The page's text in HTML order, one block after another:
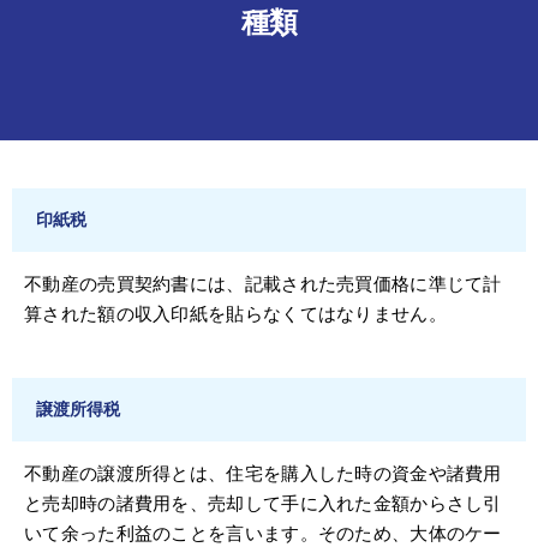
種類
印紙税
不動産の売買契約書には、記載された売買価格に準じて計
算された額の収入印紙を貼らなくてはなりません。
譲渡所得税
不動産の譲渡所得とは、住宅を購入した時の資金や諸費用
と売却時の諸費用を、売却して手に入れた金額からさし引
いて余った利益のことを言います。そのため、大体のケー